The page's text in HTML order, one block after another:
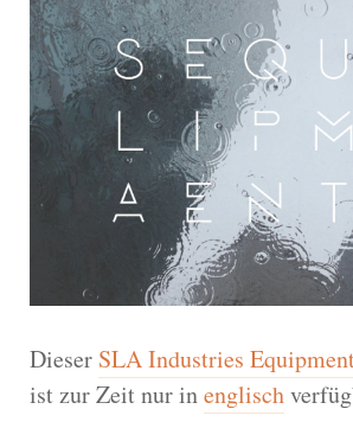
Dieser SLA Industries
ist zur Zeit nur inenglisch